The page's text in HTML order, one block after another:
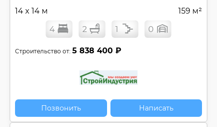
14 x 14 м 159 м²
4 2 1 0
Строительство от: 5 838 400 ₽
Позвонить Написать